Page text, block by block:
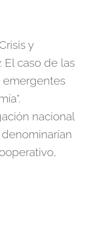
y
El caso de las
nacional